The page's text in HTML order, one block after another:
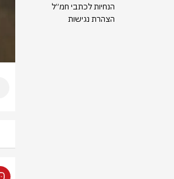
הנחיות לכתבי חמ״ל
הצהרת נגישות